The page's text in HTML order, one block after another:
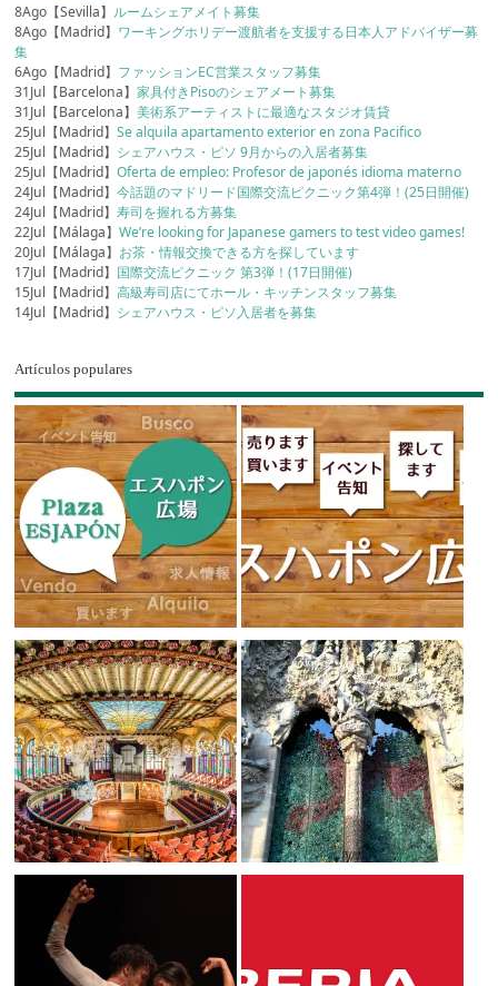
8Ago【Sevilla】 ルームシェアメイト募集
8Ago【Madrid】 ワーキングホリデー渡航者を支援する日本人アドバイザー募
集
6Ago【Madrid】 ファッションEC営業スタッフ募集
31Jul【Barcelona】家具付きPisoのシェアメート募集
31Jul【Barcelona】美術系アーティストに最適なスタジオ賃貸
25Jul【Madrid】Se alquila apartamento exterior en zona Pacifico
25Jul【Madrid】 シェアハウス・ピソ 9月からの入居者募集
25Jul【Madrid】Oferta de empleo: Profesor de japonés idioma materno
24Jul【Madrid】今話題のマドリード国際交流ピクニック第4弾！(25日開催)
24Jul【Madrid】寿司を握れる方募集
22Jul【Málaga】We’re looking for Japanese gamers to test video games!
20Jul【Málaga】 お茶・情報交換できる方を探しています
17Jul【Madrid】 国際交流ピクニック 第3弾！(17日開催)
15Jul【Madrid】高級寿司店にてホール・キッチンスタッフ募集
14Jul【Madrid】 シェアハウス・ピソ入居者を募集
Artículos populares